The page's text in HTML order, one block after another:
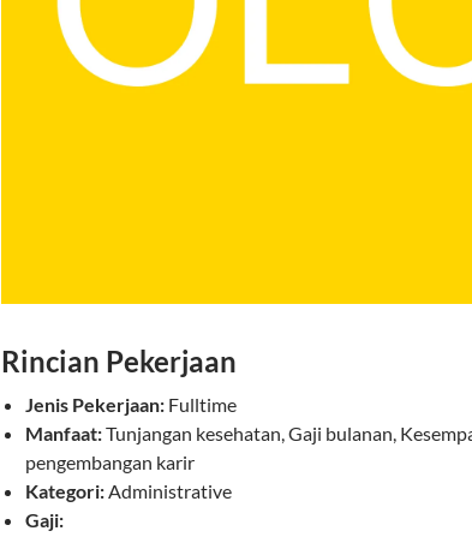
Rincian Pekerjaan
Jenis Pekerjaan: Fulltime
Manfaat:Tunjangan kesehatan, Gaji bulanan,
pengembangan karir
Kategori:Administrative
Gaji: